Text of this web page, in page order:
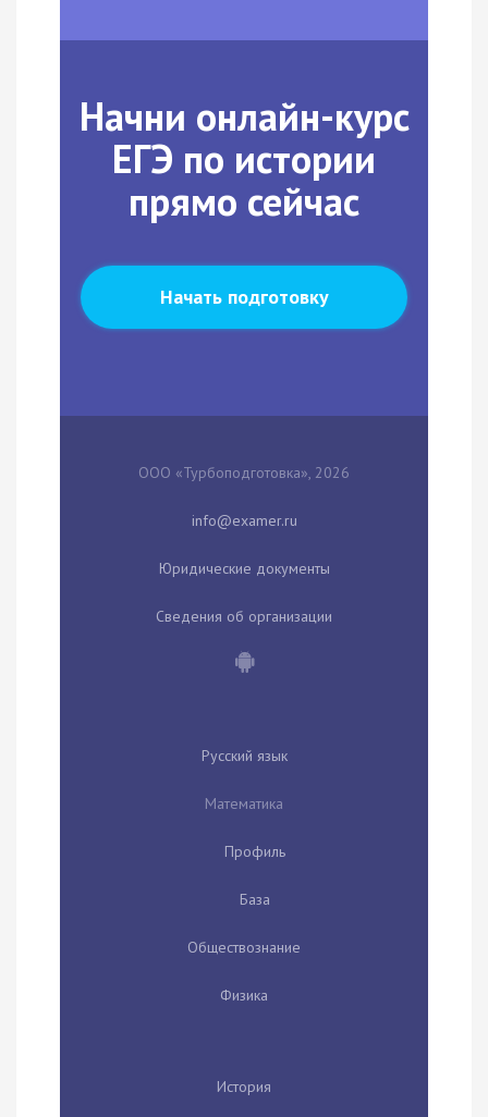
Начни онлайн-курс
ЕГЭ по истории
прямо сейчас
Начать подготовку
ООО «Турбоподготовка», 2026
Юридические документы
Сведения об организации
Русский язык
Математика
Профиль
База
Обществознание
Физика
История